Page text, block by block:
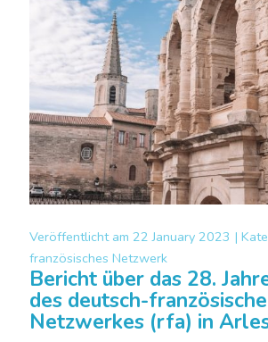
Veröffentlicht am 22 January 2023 |
französisches Netzwerk
Bericht über das 28.
des deutsch-
Netzwerkes (rfa) in